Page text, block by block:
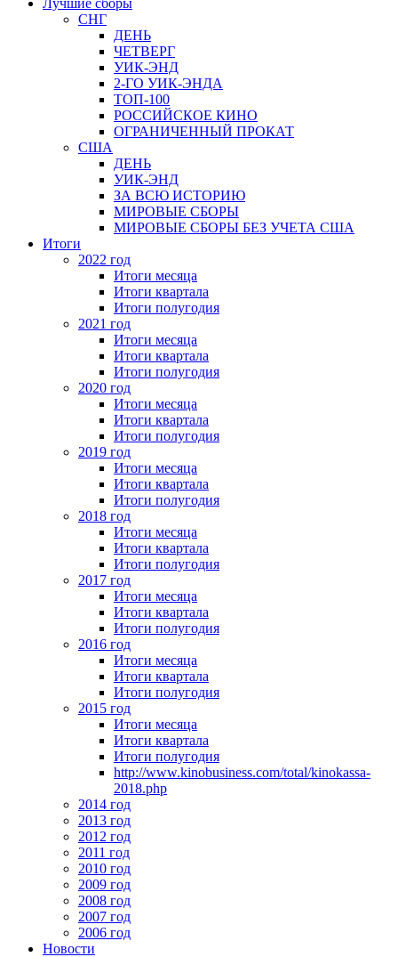
Лучшие сборы
СНГ
ДЕНЬ
ЧЕТВЕРГ
УИК-ЭНД
2-ГО УИК-ЭНДА
ТОП-100
РОССИЙСКОЕ КИНО
ОГРАНИЧЕННЫЙ ПРОКАТ
США
ДЕНЬ
УИК-ЭНД
ЗА ВСЮ ИСТОРИЮ
МИРОВЫЕ СБОРЫ
МИРОВЫЕ СБОРЫ БЕЗ УЧЕТА США
Итоги
2022 год
Итоги месяца
Итоги квартала
Итоги полугодия
2021 год
Итоги месяца
Итоги квартала
Итоги полугодия
2020 год
Итоги месяца
Итоги квартала
Итоги полугодия
2019 год
Итоги месяца
Итоги квартала
Итоги полугодия
2018 год
Итоги месяца
Итоги квартала
Итоги полугодия
2017 год
Итоги месяца
Итоги квартала
Итоги полугодия
2016 год
Итоги месяца
Итоги квартала
Итоги полугодия
2015 год
Итоги месяца
Итоги квартала
Итоги полугодия
http://www.kinobusiness.com/total/kinokassa-
2018.php
2014 год
2013 год
2012 год
2011 год
2010 год
2009 год
2008 год
2007 год
2006 год
Новости